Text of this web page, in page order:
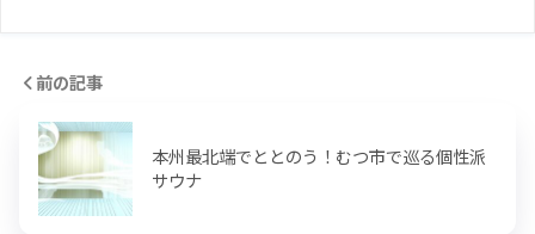
前の記事
本州最北端でととのう！むつ市で巡る個性派
サウナ